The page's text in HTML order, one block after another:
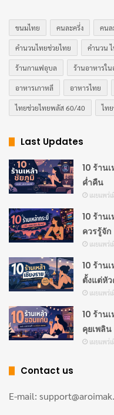
นำอกไก่ออกจากตู้
นาทีก่อนย่าง เพื่อให้
ตั้งกระทะย่าง: ใช้ก
จนร้อนจัด ทาน้ำมั
ย่างอกไก่: วางอกไ
ขาว หลีกเลี่ยงการก
พักเนื้อ: เมื่อย่างสุ
นาทีก่อนหั่น ให้เนื้อเ
หั่นเสิร์ฟ: หั่นเฉียงเ
เสิร์ฟคู่กับผักสด น้ำ
2. ไข่ต้ม
ไข่ต้มเป็นแหล่งโปรตีนที่
ไก่ 1 ฟองให้โปรตีน 6 ถึง
ครบถ้วน ไข่ต้มที่ทำได้ดี
อมเขียวรอบไข่แดง เนื้อ
นาที เหมาะกับมื้อเช้า อา
ขนมไทย คนละครึ่ง คนล
คำนวนไทยช่วยไทย คำนวน
ร้านกาแฟอุบล ร้านอาหารใ
อาหารเกาหลี อาหารไทย
ไทยช่วยไทยพลัส 60/40 ไท
Last Updates
10 ร้าน
ค่ำคืน
เผยแพร่
10 ร้าน
ควรรู้จัก
เผยแพร่
10 ร้าน
ตั้งแต่หัว
เผยแพร่
10 ร้าน
คุยเพลิน
เผยแพร่
Contact us
E-mail: